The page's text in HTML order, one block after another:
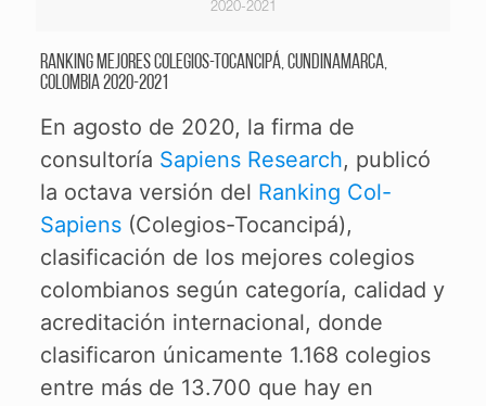
2020-2021
Ranking mejores Colegios-Tocancipá, Cundinamarca,
Colombia 2020-2021
En agosto de 2020, la firma de
consultoría Sapiens Research, publicó
la octava versión del Ranking Col-
Sapiens(Colegios-Tocancipá),
clasificación de los mejores colegios
colombianos según categoría, calidad y
acreditación internacional, donde
clasificaron únicamente 1.168 colegios
entre más de 13.700 que hay en